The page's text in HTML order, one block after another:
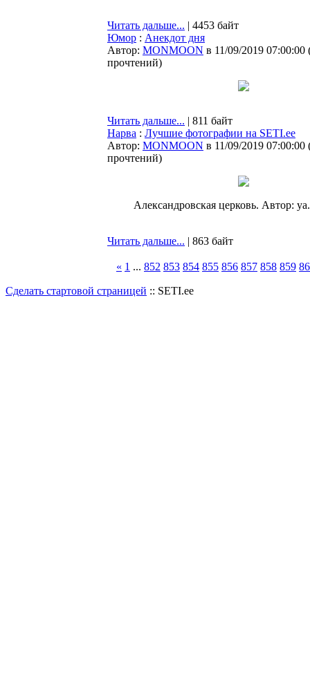
Читать дальше... | 4453 байт
Юмор : Анекдот дня
Автор: MONMOON в 11/09/2019 07:00:00
прочтений)
Читать дальше... | 811 байт
Нарва : Лучшие фотографии на SETI.ee
Автор: MONMOON в 11/09/2019 07:00:00
прочтений)
Александровская церковь. Автор:
Читать дальше... | 863 байт
« 1 ... 852 853 854 855 856 857 858 859
Сделать стартовой страницей :: SETI.ee